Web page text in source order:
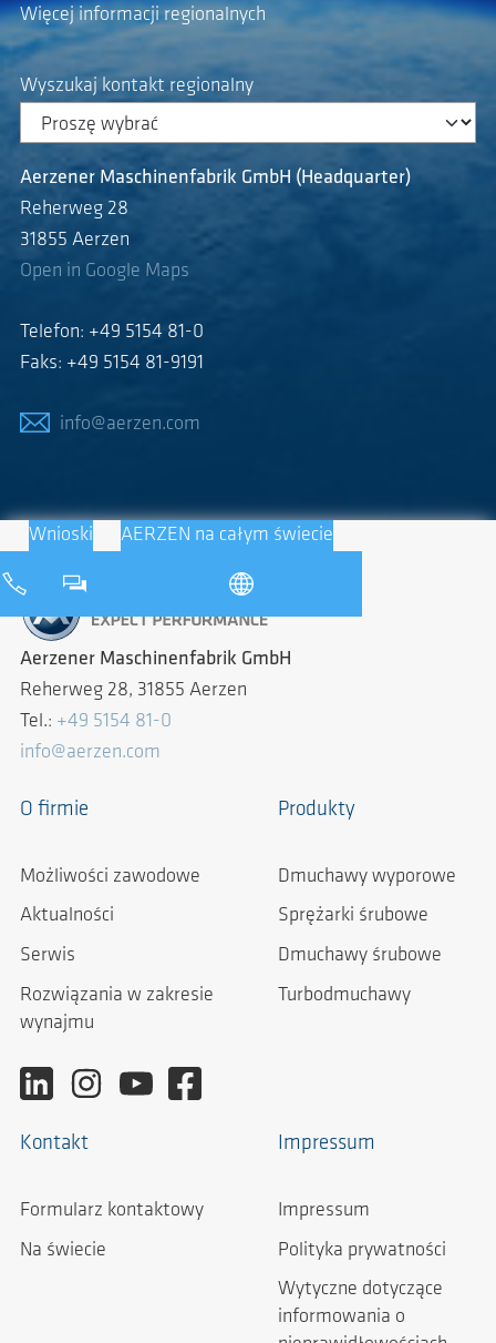
Więcej informacji regionalnych
Wyszukaj kontakt regionalny
Aerzener Maschinenfabrik GmbH (Headquarter)
Reherweg 28
31855 Aerzen
Open in Google Maps
Telefon: +49 5154 81-0
Faks: +49 5154 81-9191
info@aerzen.com
Wnioski AERZEN na całym świecie
Aerzener Maschinenfabrik GmbH
Reherweg 28, 31855 Aerzen
Tel.: +49 5154 81-0
info@aerzen.com
O firmie
Możliwości zawodowe
Aktualności
Serwis
Rozwiązania w zakresie
wynajmu
Produkty
Dmuchawy wyporowe
Sprężarki śrubowe
Dmuchawy śrubowe
Turbodmuchawy
Kontakt
Formularz kontaktowy
Na świecie
Impressum
Impressum
Polityka prywatności
Wytyczne dotyczące
informowania o